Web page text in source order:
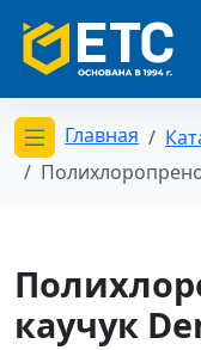
Открыть
Главная
каучук